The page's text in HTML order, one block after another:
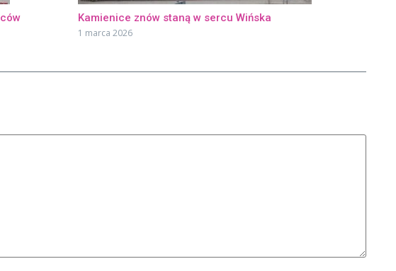
Kamienice znów staną w sercu Wińska
1 marca 2026